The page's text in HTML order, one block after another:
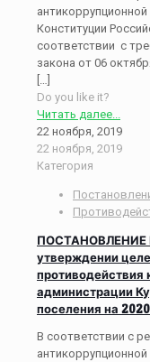
Конституции
соответствии с
закона от 06
Do you like it?
Читать далее...
22 ноября, 2019
22 ноября, 2019
Категория
ПОСТАНОВЛЕНИЕ №
утверждении
противодействия
администрации
поселения на
В соответствии с